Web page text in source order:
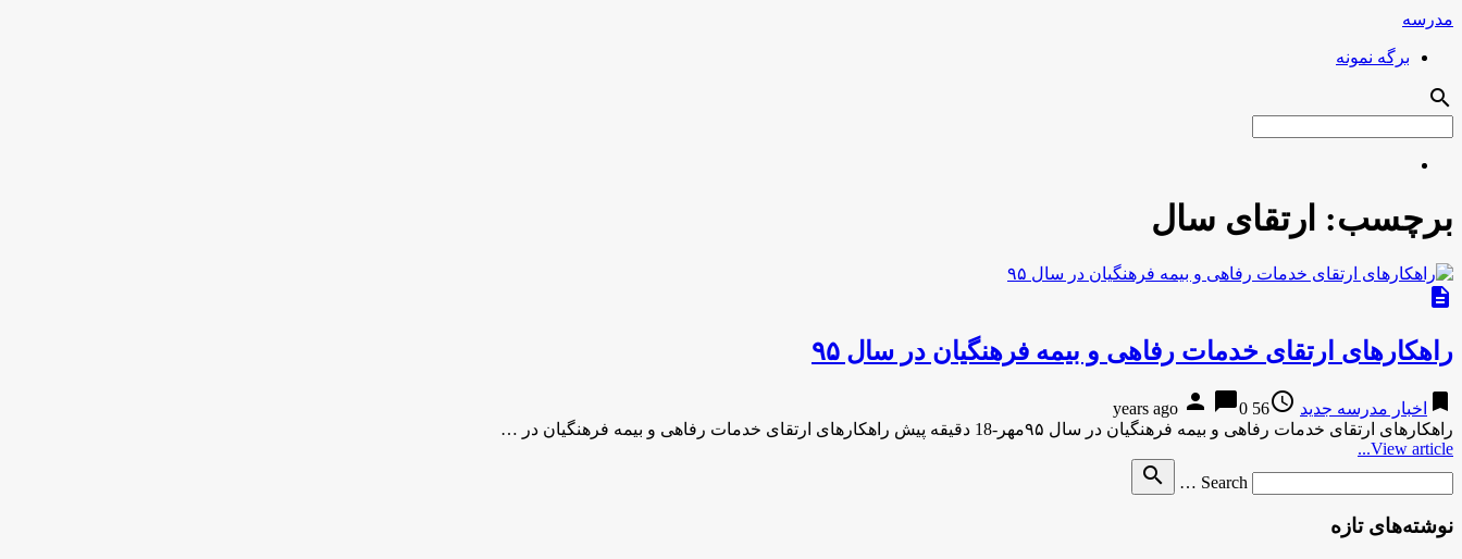
مدرسه
برگه نمونه
search
برچسب: ارتقای سال
description
راهکارهای ارتقای خدمات رفاهی و بیمه فرهنگیان در سال ۹۵
bookmark اخبار مدرسه جدید access_time
56 years ago
person chat_bubble0
راهکارهای ارتقای خدمات رفاهی و بیمه فرهنگیان در سال ۹۵مهر-18 دقیقه پیش راهکارهای ارتقای خدمات رفاهی و بیمه فرهنگیان در …
View article...
Search …
search
نوشته‌های تازه